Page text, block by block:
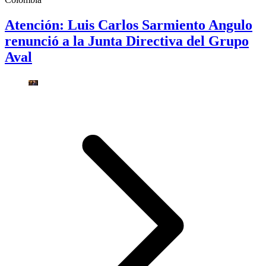
Atención: Luis Carlos Sarmiento Angulo
renunció a la Junta Directiva del Grupo
Aval